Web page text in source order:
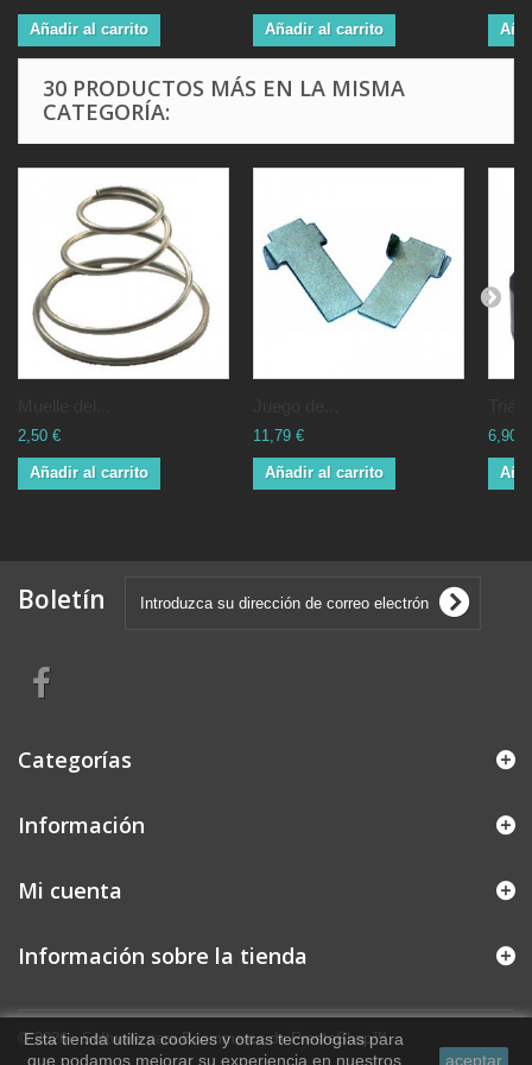
Añadir al carrito Añadir al carrito
30 PRODUCTOS MÁS EN LA MISMA
CATEGORÍA:
2,50 €
Añadir al carrito
11,79 €
Añadir al carrito
6,90 €
Boletín
Categorías
Información
© 2026 - Software para Ecommerce de PrestaShop™
Mi cuenta
Información sobre la tienda
Esta tienda utiliza cookies y otras tecnologías para
que podamos mejorar su experiencia en nuestros
aceptar